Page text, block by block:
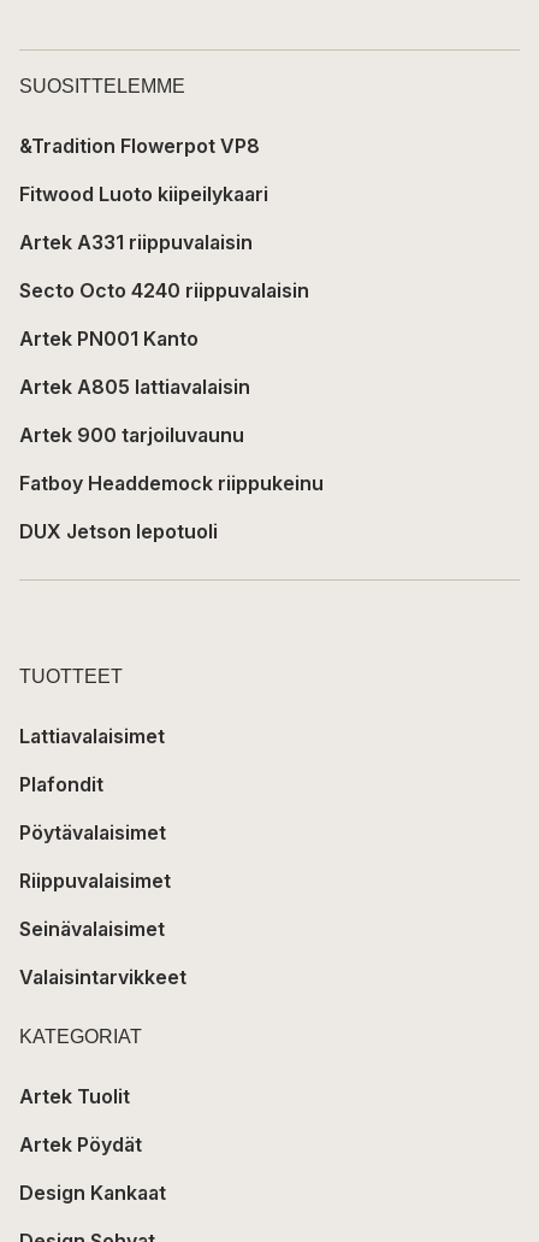
SUOSITTELEMME
&Tradition Flowerpot VP8
Fitwood Luoto kiipeilykaari
Artek A331 riippuvalaisin
Secto Octo 4240 riippuvalaisin
Artek PN001 Kanto
Artek A805 lattiavalaisin
Artek 900 tarjoiluvaunu
Fatboy Headdemock riippukeinu
DUX Jetson lepotuoli
TUOTTEET
Lattiavalaisimet
Plafondit
Pöytävalaisimet
Riippuvalaisimet
Seinävalaisimet
Valaisintarvikkeet
KATEGORIAT
Artek Tuolit
Artek Pöydät
Design Kankaat